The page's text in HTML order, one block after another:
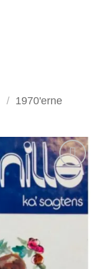
/ 1970'erne
Tilføj
som
favorit